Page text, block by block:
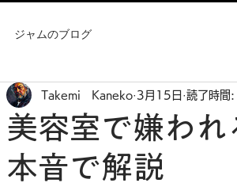
ジャムのブログ
美容室で嫌わ
本音で解説
Takemi Kaneko 3月15日 読了時間